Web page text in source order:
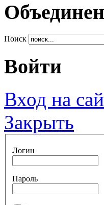
Поиск
Войти
Вход на
Закрыть
Логин
Пароль